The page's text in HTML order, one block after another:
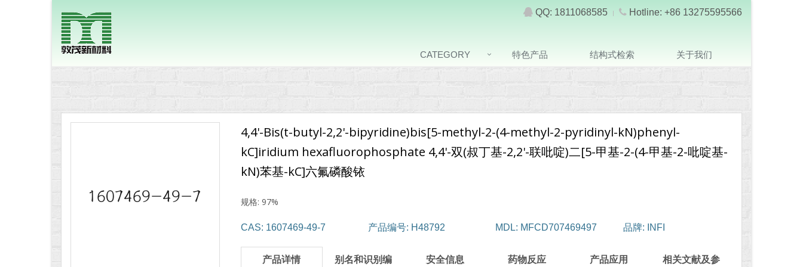
QQ: 1811068585 Hotline: +86 13275595566
CATEGORY 特色产品 结构式检索 关于我们
4,4'-Bis(t-butyl-2,2'-bipyridine)bis[5-methyl-2-(4-methyl-2-pyridinyl-kN)phenyl-
kC]iridium hexafluorophosphate 4,4'-双(叔丁基-2,2'-联吡啶)二[5-甲基-2-(4-甲基-2-吡啶基-
kN)苯基-kC]六氟磷酸铱
规格: 97%
CAS: 1607469-49-7 产品编号: H48792 MDL: MFCD707469497 品牌: INFI
产品详情 别名和识别编 安全信息 药物反应 产品应用 相关文献及参